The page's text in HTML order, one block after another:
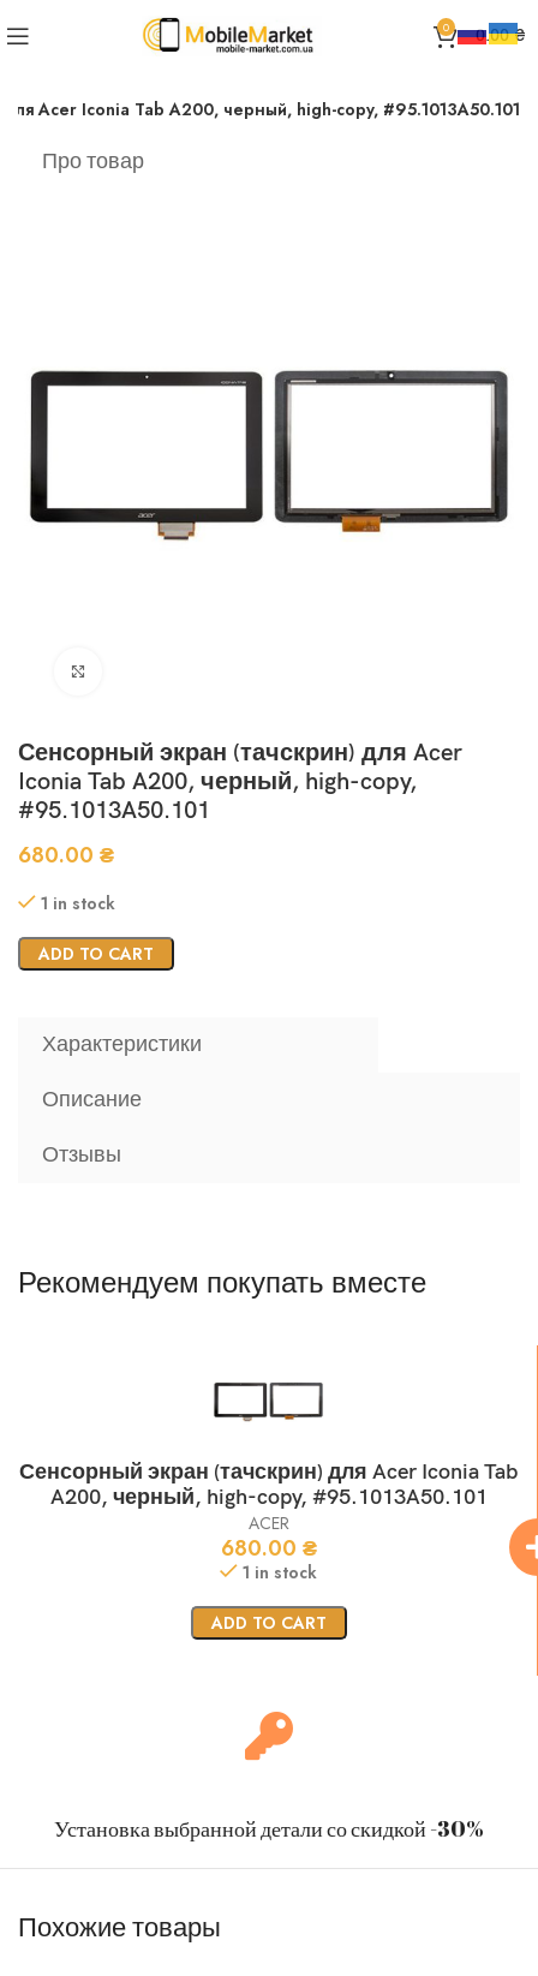
0 0.00₴
Acer Iconia Tab A200, черный, high-copy, #95.1013A50.101
Про товар
Сенсорный экран (тачскрин) для Acer
Iconia Tab A200, черный, high-copy,
#95.1013A50.101
680.00 ₴
1 in stock
ADD TO CART
Характеристики
Описание
Отзывы
Рекомендуем покупать вместе
Сенсорный экран (тачскрин) для Acer Iconia Tab
A200, черный, high-copy, #95.1013A50.101
ACER
680.00 ₴
1 in stock
ADD TO CART
Установка выбранной детали со скидкой -30%
Похожие товары